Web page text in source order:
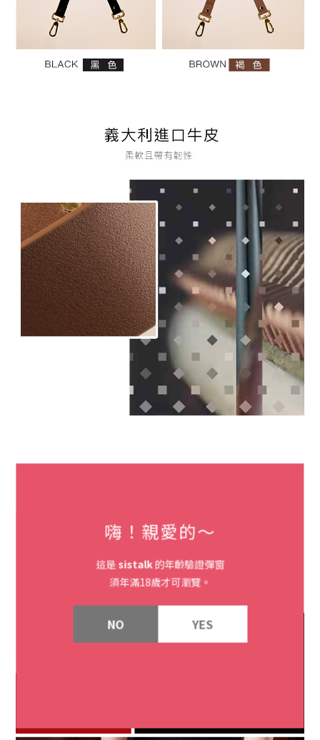
嗨！親愛的～
這是 sistalk的年齡驗證彈窗
須年滿18歲才可瀏覽。
NO YES